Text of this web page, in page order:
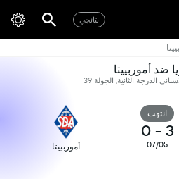
نتائجي
ضد أموربييتا
الدرجة الثانية, الجولة 39
انتهت
3
-
0
07/05 أموربييتا